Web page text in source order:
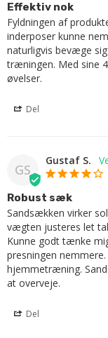
Effektiv nok
Fyldningen af
inderposer kunne
naturligvis bevæge
træningen. Med sine
øvelser.
Del
GS
Gustaf S.
Robust sæk
Sandsækken virker
vægten justeres let
Kunne godt tænke
presningen
hjemmetræning.
at overveje.
Del